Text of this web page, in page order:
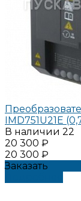
IMD751U21E
В наличии 22
20 300 ₽
20 300 ₽
Заказать